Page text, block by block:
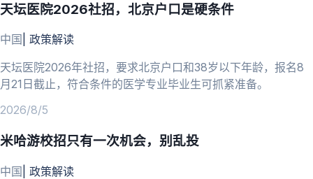
天坛医院2026社招，北京户口是硬条件
中国 政策解读
天坛医院2026年社招，要求北京户口和38岁以下年龄，报名8
月21日截止，符合条件的医学专业毕业生可抓紧准备。
2026/8/5
米哈游校招只有一次机会，别乱投
中国 政策解读